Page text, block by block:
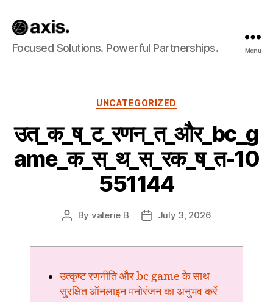
Axis
Builds
Focused Solutions. Powerful Partnerships. Menu
Categories
UNCATEGORIZED
उत_क_ष_ट_रणन_त_और_bc_g
ame_क_स_थ_स_रक_ष_त-10
551144
Post
By valerie B
PostJuly 3, 2026
उत्कृष्ट रणनीति और bc game के साथ
सुरक्षित ऑनलाइन मनोरंजन का अनुभव करें